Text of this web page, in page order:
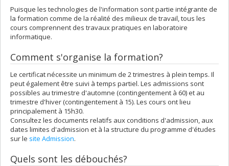
Puisque les technologies de l'information sont partie intégrante de
la formation comme de la réalité des milieux de travail, tous les
cours comprennent des travaux pratiques en laboratoire
informatique.
Comment s'organise la formation?
Le certificat nécessite un minimum de 2 trimestres à plein temps. Il
peut également être suivi à temps partiel. Les admissions sont
possibles au trimestre d'automne (contingentement à 60) et au
trimestre d'hiver (contingentement à 15). Les cours ont lieu
principalement à 15h30.
Consultez les documents relatifs aux conditions d'admission, aux
dates limites d'admission et à la structure du programme d'études
sur le site Admission.
Quels sont les débouchés?